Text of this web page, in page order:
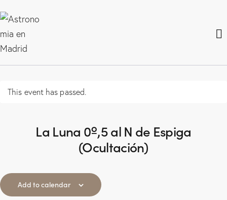
This event has passed.
La Luna 0º,5 al N de Espiga
(Ocultación)
Add to calendar